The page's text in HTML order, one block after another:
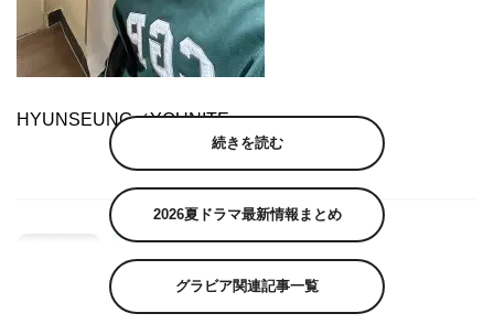
HYUNSEUNG／YOUNITE
続きを読む
2026夏ドラマ最新情報まとめ
グラビア関連記事一覧